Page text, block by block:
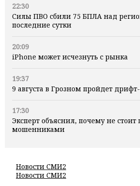
22:30
Силы ПВО сбили 75 БПЛА над
последние сутки
20:09
iPhone может исчезнуть с рынка
19:37
9 августа в Грозном пройдет
17:30
Эксперт объяснил, почему не
мошенниками
Новости СМИ2
Новости СМИ2